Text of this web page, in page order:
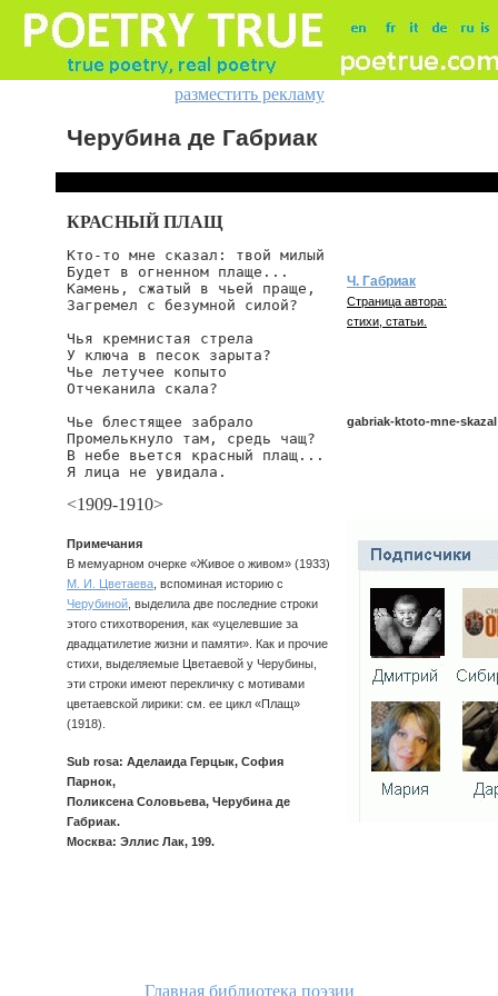
разместить рекламу
Черубина де Габриак
КРАСНЫЙ ПЛАЩ
Кто-то мне сказал: твой милый
Будет в огненном плаще...
Камень, сжатый в чьей праще,
Загремел с безумной силой?
Чья кремнистая стрела
У ключа в песок зарыта?
Чье летучее копыто
Отчеканила скала?
Чье блестящее забрало
Промелькнуло там, средь чащ?
В небе вьется красный плащ...
Я лица не увидала.
<1909-1910>
Примечания
В мемуарном очерке «Живое о живом» (1933)
М. И. Цветаева , вспоминая историю с
Черубиной , выделила две последние строки
этого стихотворения, как «уцелевшие за
двадцатилетие жизни и памяти». Как и прочие
стихи, выделяемые Цветаевой у Черубины,
эти строки имеют перекличку с мотивами
цветаевской лирики: см. ее цикл «Плащ»
(1918).
Sub rosa: Аделаида Герцык, София
Парнок,
Поликсена Соловьева, Черубина де
Габриак.
Москва: Эллис Лак, 199.
Ч. Габриак
Страница автора:
стихи, статьи.
gabriak-ktoto-mne-skazal
Главная библиотека поэзии